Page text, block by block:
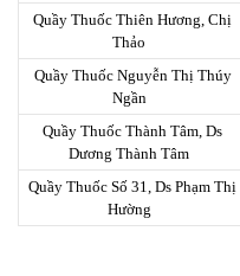
Quầy Thuốc Thiên Hương, Chị
Thảo
Quầy Thuốc Nguyễn Thị Thúy
Ngần
Quầy Thuốc Thành Tâm, Ds
Dương Thành Tâm
Quầy Thuốc Số 31, Ds Phạm Thị
Hường